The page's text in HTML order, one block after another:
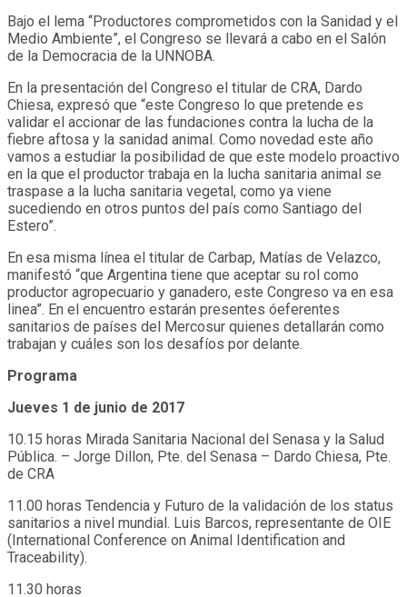
Bajo el lema “Productores comprometidos con la Sanidad y el
Medio Ambiente”, el Congreso se llevará a cabo en el Salón
de la Democracia de la UNNOBA.
En la presentación del Congreso el titular de CRA, Dardo
Chiesa, expresó que “este Congreso lo que pretende es
validar el accionar de las fundaciones contra la lucha de la
fiebre aftosa y la sanidad animal. Como novedad este año
vamos a estudiar la posibilidad de que este modelo proactivo
en la que el productor trabaja en la lucha sanitaria animal se
traspase a la lucha sanitaria vegetal, como ya viene
sucediendo en otros puntos del país como Santiago del
Estero”.
En esa misma línea el titular de Carbap, Matías de Velazco,
manifestó “que Argentina tiene que aceptar su rol como
productor agropecuario y ganadero, este Congreso va en esa
linea”. En el encuentro estarán presentes óeferentes
sanitarios de países del Mercosur quienes detallarán como
trabajan y cuáles son los desafíos por delante.
Programa
Jueves 1 de junio de 2017
10.15 horas Mirada Sanitaria Nacional del Senasa y la Salud
Pública. – Jorge Dillon, Pte. del Senasa – Dardo Chiesa, Pte.
de CRA
11.00 horas Tendencia y Futuro de la validación de los status
sanitarios a nivel mundial. Luis Barcos, representante de OIE
(International Conference on Animal Identification and
Traceability).
11.30 horas